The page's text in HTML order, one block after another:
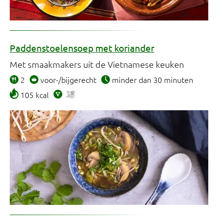
Paddenstoelensoep met koriander
Met smaakmakers uit de Vietnamese keuken
2 voor-/bijgerecht
minder dan 30 minuten
105 kcal